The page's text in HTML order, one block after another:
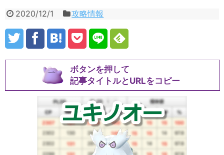
2020/12/1 攻略情報
ボタンを押して
記事タイトルとURLをコピー